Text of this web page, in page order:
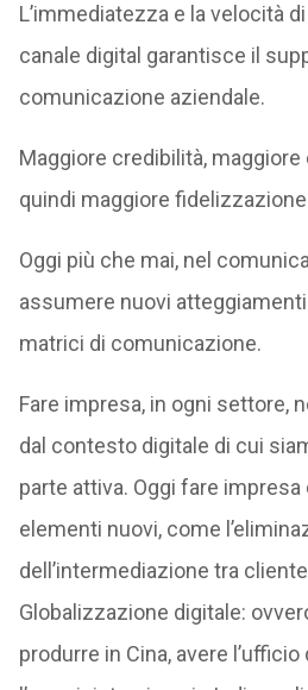
L’immediatezza e la velocità
canale digital garantisce il
comunicazione aziendale.
Maggiore credibilità,
quindi maggiore
Oggi più che mai, nel
assumere nuovi
matrici di comunicazione.
Fare impresa, in ogni settore,
dal contesto digitale di cui
parte attiva. Oggi fare impresa
elementi nuovi, come
dell’intermediazione tra
Globalizzazione digitale:
produrre in Cina, avere